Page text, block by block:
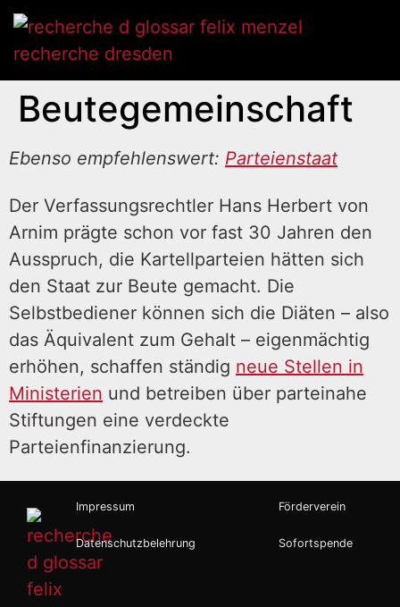
Beutegemeinschaft
Ebenso empfehlenswert: Parteienstaat
Der Verfassungsrechtler Hans Herbert von
Arnim prägte schon vor fast 30 Jahren den
Ausspruch, die Kartellparteien hätten sich
den Staat zur Beute gemacht. Die
Selbstbediener können sich die Diäten – also
das Äquivalent zum Gehalt – eigenmächtig
erhöhen, schaffen ständig neue Stellen in
Ministerien und betreiben über parteinahe
Stiftungen eine verdeckte
Parteienfinanzierung.
Impressum
Datenschutzbelehrung
Förderverein
Sofortspende